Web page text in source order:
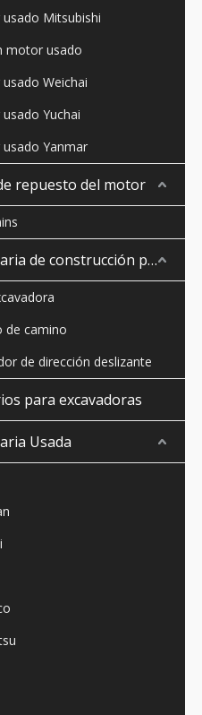
Mitsubishi
motor usado
Weichai
Yuchai
Yanmar
repuesto del motor
Maquinaria de construcción pequeña
de camino
de dirección deslizante
para excavadoras
Usada